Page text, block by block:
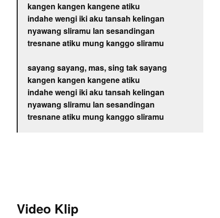
kangen kangen kangene atiku
indahe wengi iki aku tansah kelingan
nyawang sliramu lan sesandingan
tresnane atiku mung kanggo sliramu
sayang sayang, mas, sing tak sayang
kangen kangen kangene atiku
indahe wengi iki aku tansah kelingan
nyawang sliramu lan sesandingan
tresnane atiku mung kanggo sliramu
Video Klip